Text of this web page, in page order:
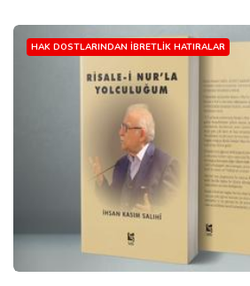
HAK DOSTLARINDAN İBRETLIK HATIRALAR